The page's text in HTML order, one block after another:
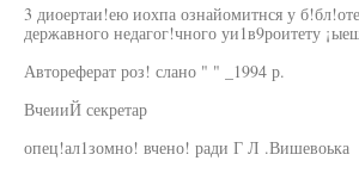
3 диоертаи!ею иохпа ознайомитнся у
державного недагог!чного уи1в9роитету
Автореферат роз! слано " " _1994 р.
ВчеииЙ секретар
опец!ал1зомно! вчено! ради Г Л .Вишевоька